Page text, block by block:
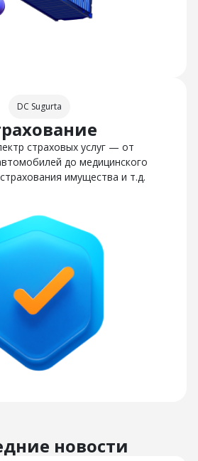
DC Sugurta
страховых услуг — от
до медицинского
имущества и т.д.
новости